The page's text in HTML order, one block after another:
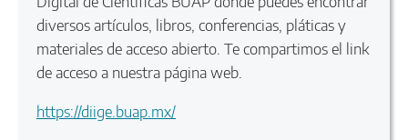
diversos artículos, libros, conferencias, pláticas y
materiales de acceso abierto. Te compartimos el link
de acceso a nuestra página web.
https://diige.buap.mx/